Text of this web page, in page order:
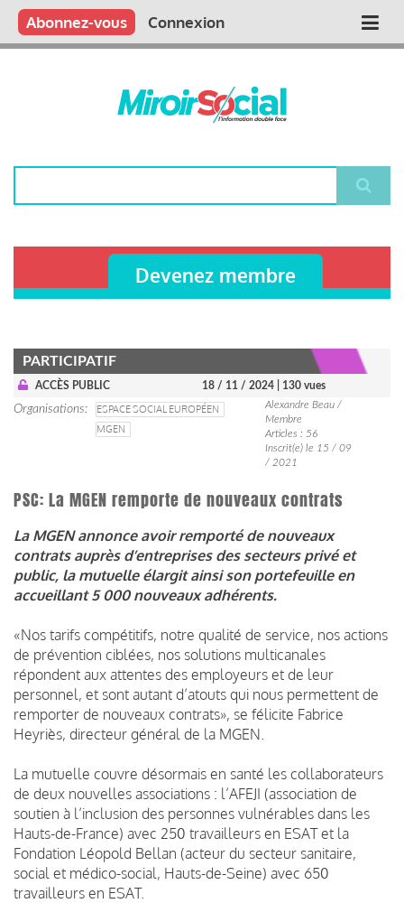
Aller
contenu
Main
Qui sommes nous ?
Vous publiez
Nous publions
Contactez-nous
Abonnez-vous Connexion
Devenez membre
PARTICIPATIF
ACCÈS PUBLIC 18 / 11 / 2024 | 130 vues
Organisations
ESPACE SOCIAL EUROPÉEN
MGEN
Alexandre Beau /
Membre
Articles : 56
Inscrit(e) le 15 / 09
/ 2021
PSC: La MGEN remporte de nouveaux contrats
La MGEN annonce avoir remporté de nouveaux
contrats auprès d’entreprises des secteurs privé et
public, la mutuelle élargit ainsi son portefeuille en
accueillant 5 000 nouveaux adhérents.
«Nos tarifs compétitifs, notre qualité de service, nos actions
de prévention ciblées, nos solutions multicanales
répondent aux attentes des employeurs et de leur
personnel, et sont autant d’atouts qui nous permettent de
remporter de nouveaux contrats», se félicite Fabrice
Heyriès, directeur général de la MGEN.
La mutuelle couvre désormais en santé les collaborateurs
de deux nouvelles associations : l’AFEJI (association de
soutien à l’inclusion des personnes vulnérables dans les
Hauts-de-France) avec 250 travailleurs en ESAT et la
Fondation Léopold Bellan (acteur du secteur sanitaire,
social et médico-social, Hauts-de-Seine) avec 650
travailleurs en ESAT.